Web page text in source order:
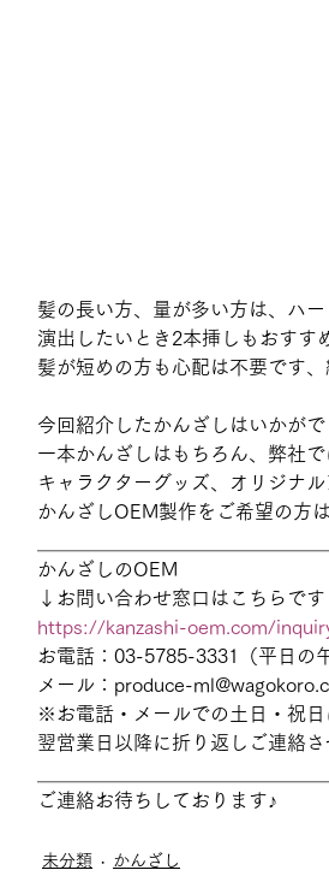
髪の長い方、量が多い方は、ハ
演出したいとき2本挿しもおすす
髪が短めの方も心配は不要です
今回紹介したかんざしはいかがで
一本かんざしはもちろん、弊社
キャラクターグッズ、オリジナ
かんざしOEM製作をご希望の方
かんざしのOEM
↓お問い合わせ窓口はこちらで
https://kanzashi-oem.com/
お電話：03-5785-3331（平日の
メール：produce-
※お電話・メールでの土日・祝日
翌営業日以降に折り返しご連絡
ご連絡お待ちしております♪
未分類 かんざし